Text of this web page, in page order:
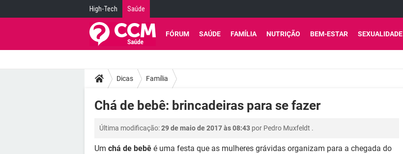
High-Tech Saúde
FÓRUM SAÚDE FAMÍLIA NUTRIÇÃO BEM-ESTAR SEXUALIDADE
Dicas Família
Chá de bebê: brincadeiras para se fazer
Última modificação:29 de maio de 2017 às 08:43 por Pedro Muxfeldt .
Um chá de bebê é uma festa que as mulheres grávidas organizam para a chegada do